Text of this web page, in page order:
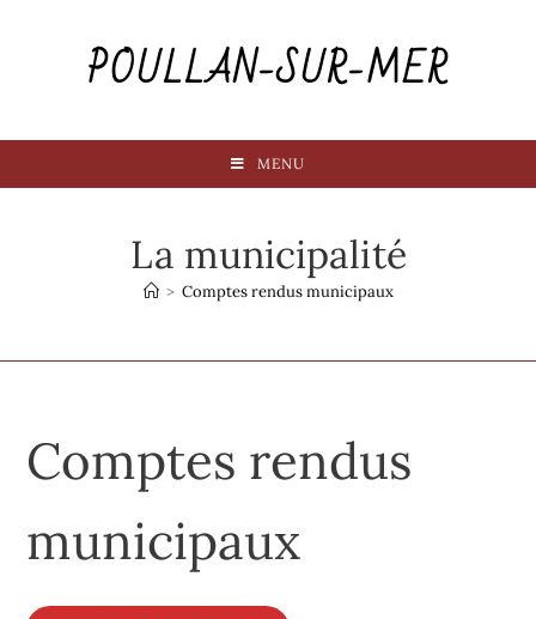
POULLAN-SUR-MER
MENU
La municipalité
> Comptes rendus municipaux
Comptes rendus
municipaux